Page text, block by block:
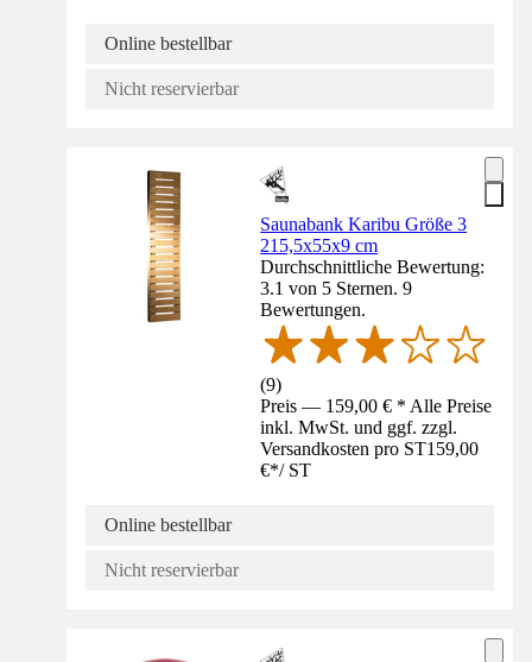
Online bestellbar
Nicht reservierbar
Saunabank Karibu Größe 3
215,5x55x9 cm
Durchschnittliche Bewertung:
3.1 von 5 Sternen. 9
Bewertungen.
(9)
Preis — 159,00 € * Alle Preise
inkl. MwSt. und ggf. zzgl.
Versandkosten pro ST159,00
€*/ ST
Online bestellbar
Nicht reservierbar